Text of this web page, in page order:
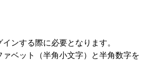
ンする際に必要となります。
ベット（半角小文字）と半角数字を